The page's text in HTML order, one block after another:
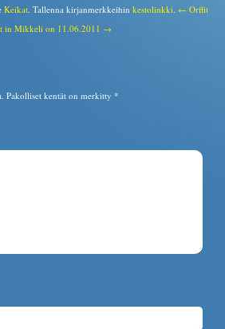
Keikat . Tallenna kirjanmerkkeihin kestolinkki ← Orffit
in Mikkeli on 11.06.2011 →
Pakolliset kentät on merkitty *